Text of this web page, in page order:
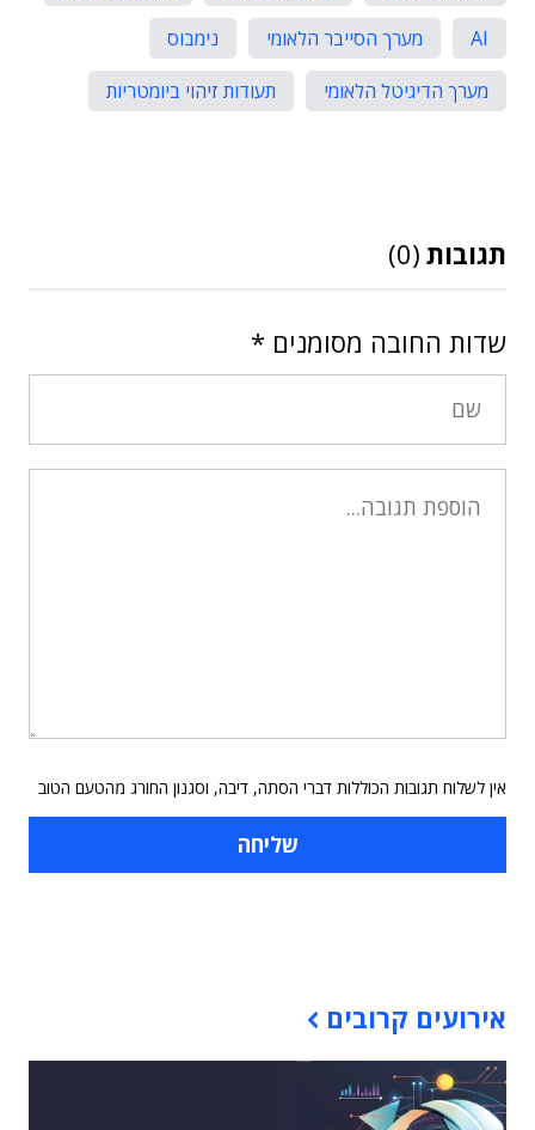
AI
מערך הסייבר הלאומי
נימבוס
מערך הדיגיטל הלאומי
תעודות זיהוי ביומטריות
תגובות (0)
שדות החובה מסומנים *
אין לשלוח תגובות הכוללות דברי הסתה, דיבה, וסגנון החורג מהטעם הטוב
אירועים קרובים